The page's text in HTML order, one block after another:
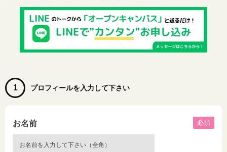
1 プロフィールを入力して下さい
お名前 必須